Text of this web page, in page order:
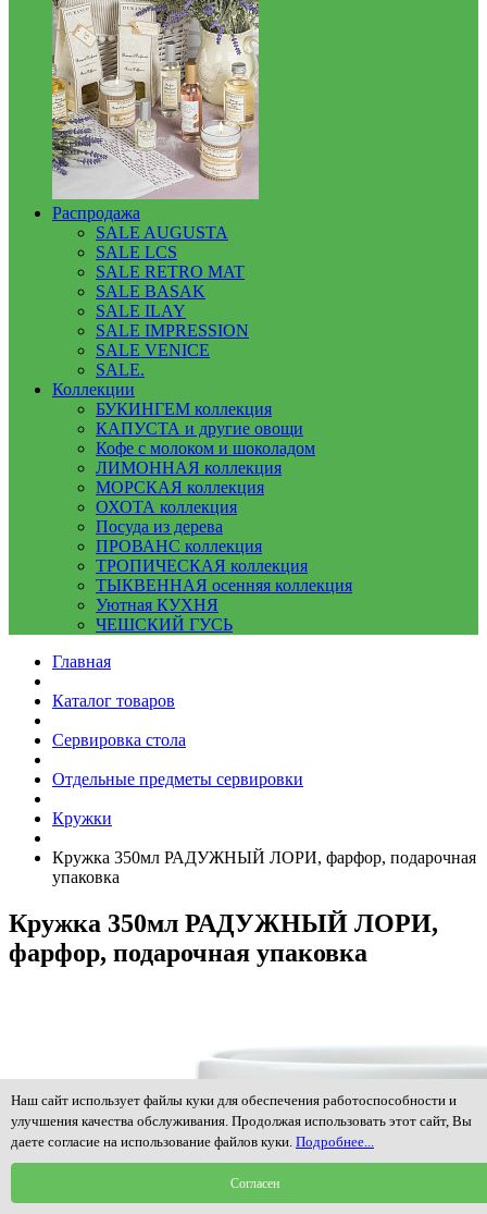
Распродажа
SALE AUGUSTA
SALE LCS
SALE RETRO MAT
SALE BASAK
SALE ILAY
SALE IMPRESSION
SALE VENICE
SALE.
Коллекции
БУКИНГЕМ коллекция
КАПУСТА и другие овощи
Кофе с молоком и шоколадом
ЛИМОННАЯ коллекция
МОРСКАЯ коллекция
ОХОТА коллекция
Посуда из дерева
ПРОВАНС коллекция
ТРОПИЧЕСКАЯ коллекция
ТЫКВЕННАЯ осенняя коллекция
Уютная КУХНЯ
ЧЕШСКИЙ ГУСЬ
Главная
Каталог товаров
Сервировка стола
Отдельные предметы сервировки
Кружки
Кружка 350мл РАДУЖНЫЙ ЛОРИ, фарфор, подарочная
упаковка
Кружка 350мл РАДУЖНЫЙ ЛОРИ,
фарфор, подарочная упаковка
Наш сайт использует файлы куки для обеспечения работоспособности и
улучшения качества обслуживания. Продолжая использовать этот сайт, Вы
даете согласие на использование файлов куки. Подробнее...
Согласен